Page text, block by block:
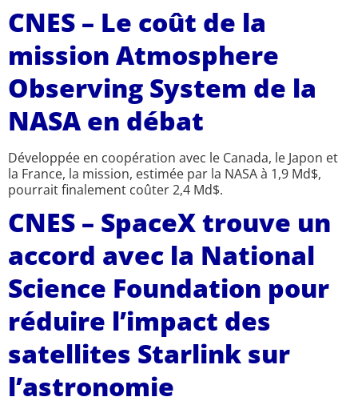
CNES – Le coût de la
mission Atmosphere
Observing System de la
NASA en débat
Développée en coopération avec le Canada, le Japon et
la France, la mission, estimée par la NASA à 1,9 Md$,
pourrait finalement coûter 2,4 Md$.
CNES – SpaceX trouve un
accord avec la National
Science Foundation pour
réduire l’impact des
satellites Starlink sur
l’astronomie